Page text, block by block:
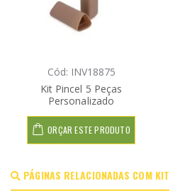
Cód: INV18875
Kit Pincel 5 Peças
Personalizado
ORÇAR ESTE PRODUTO
PÁGINAS RELACIONADAS COM KIT